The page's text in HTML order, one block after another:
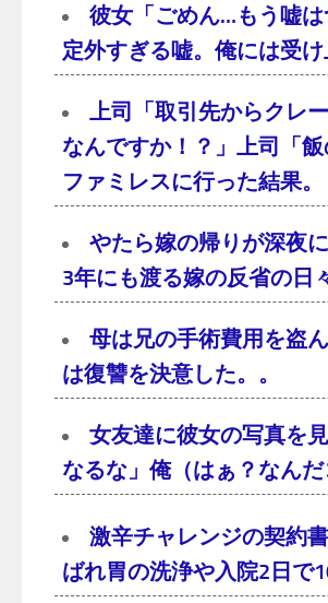
彼女「ごめん…もう嘘
定外すぎる嘘。俺には受け
上司「取引先からクレ
なんですか！？」上司「
ファミレスに行った結果。
やたら嫁の帰りが深
3年にも渡る嫁の反省の日
母は兄の手術費用を盗
は復讐を決意した。。
女友達に彼女の写真を
なるな」俺（はぁ？なん
激辛チャレンジの契約
ばれ胃の洗浄や入院2日で